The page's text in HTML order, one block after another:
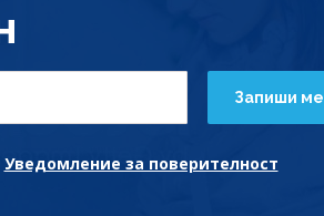
Уведомление за поверителност
Запиши ме